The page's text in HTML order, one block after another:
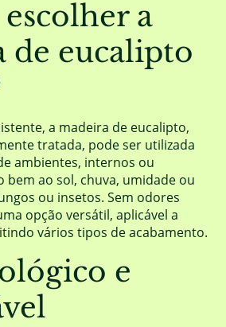
a
de eucalipto
a madeira de eucalipto,
tratada, pode ser utilizada
ambientes, internos ou
bem ao sol, chuva, umidade ou
ou insetos. Sem odores
opção versátil, aplicável a
vários tipos de acabamento.
e